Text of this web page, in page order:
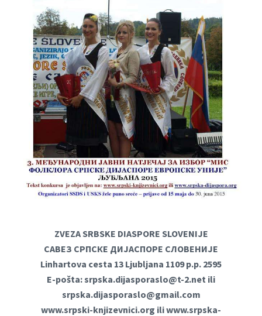
ZVEZA SRBSKE DIASPORE SLOVENIJE
САВЕЗ СРПСКЕ ДИЈАСПОРЕ СЛОВЕНИЈЕ
Linhartova cesta 13 Ljubljana 1109 p.p. 2595
E-pošta:srpska.dijasporaslo@t-2.net ili
srpska.dijasporaslo@gmail.com
www.srpski-knjizevnici.org ili www.srpska-